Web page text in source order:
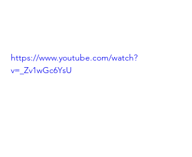
https://www.youtube.com/watch?
v=_Zv1wGc6YsU